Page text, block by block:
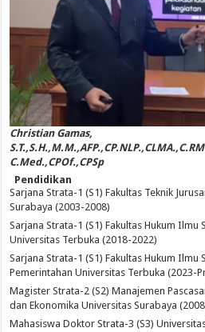
Christian Gamas,
C.Med.,CPOf.,CPSp
Pendidikan
Sarjana Strata-1 (S1) Fakultas Teknik
Surabaya (2003-2008)
Sarjana Strata-1 (S1) Fakultas Hukum Ilmu
Universitas Terbuka (2018-2022)
Sarjana Strata-1 (S1) Fakultas Hukum Ilmu
Pemerintahan Universitas Terbuka (2023-
Magister Strata-2 (S2) Manajemen
dan Ekonomika Universitas Surabaya
Mahasiswa Doktor Strata-3 (S3)